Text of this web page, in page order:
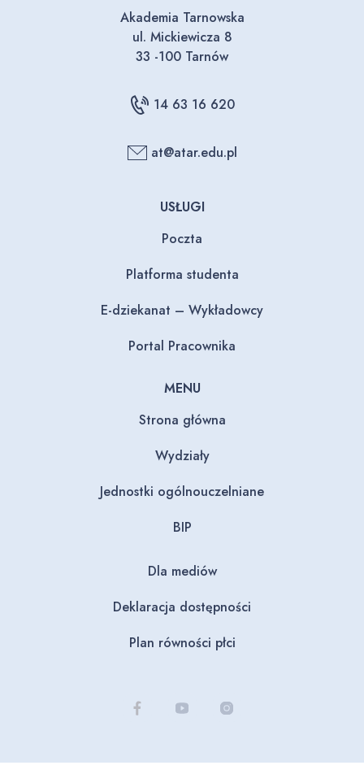
Akademia Tarnowska
ul. Mickiewicza 8
33 -100 Tarnów
14 63 16 620
at@atar.edu.pl
USŁUGI
Poczta
Platforma studenta
E-dziekanat – Wykładowcy
Portal Pracownika
MENU
Strona główna
Wydziały
Jednostki ogólnouczelniane
BIP
Dla mediów
Deklaracja dostępności
Plan równości płci